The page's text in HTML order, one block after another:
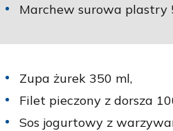
Marchew surowa plastry
Zupa żurek 350 ml,
Filet pieczony z dorsza
Sos jogurtowy z